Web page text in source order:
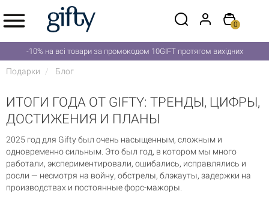
0
-10% на всі товари за промокодом 10GIFT протягом вихідних
Подарки Блог
ИТОГИ ГОДА ОТ GIFTY: ТРЕНДЫ, ЦИФРЫ,
ДОСТИЖЕНИЯ И ПЛАНЫ
2025 год для Gifty был очень насыщенным, сложным и
одновременно сильным. Это был год, в котором мы много
работали, экспериментировали, ошибались, исправлялись и
росли — несмотря на войну, обстрелы, блэкауты, задержки на
производствах и постоянные форс-мажоры.